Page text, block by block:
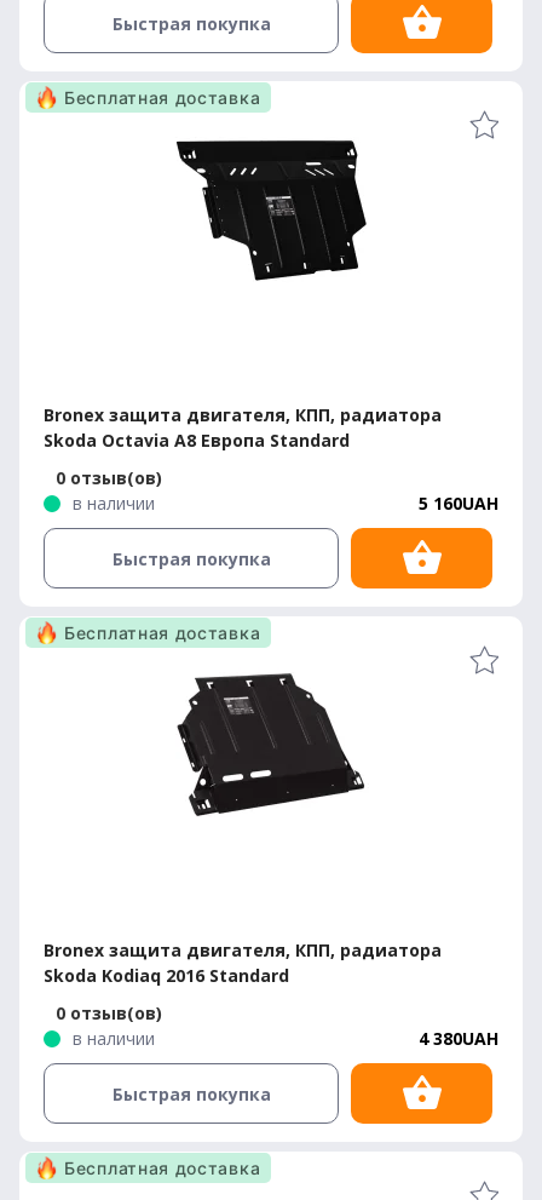
Быстрая покупка
Bronex защита двигателя, КПП, радиатора
Skoda Octavia A8 Европа Standard
0 отзыв(ов)
в наличии
5 160UAH
Бесплатная доставка
Быстрая покупка
Bronex защита двигателя, КПП, радиатора
Skoda Kodiaq 2016 Standard
0 отзыв(ов)
в наличии
4 380UAH
Бесплатная доставка
Быстрая покупка
Бесплатная доставка